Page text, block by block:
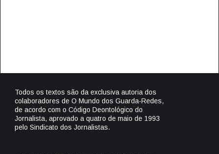
Todos os textos são da exclusiva autoria dos
colaboradores de O Mundo dos Guarda-Redes,
de acordo com o Código Deontológico do
Jornalista, aprovado a quatro de maio de 1993
pelo Sindicato dos Jornalistas.